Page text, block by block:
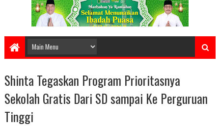
Shinta Tegaskan Program Prioritasnya
Sekolah Gratis Dari SD sampai Ke Perguruan
Tinggi